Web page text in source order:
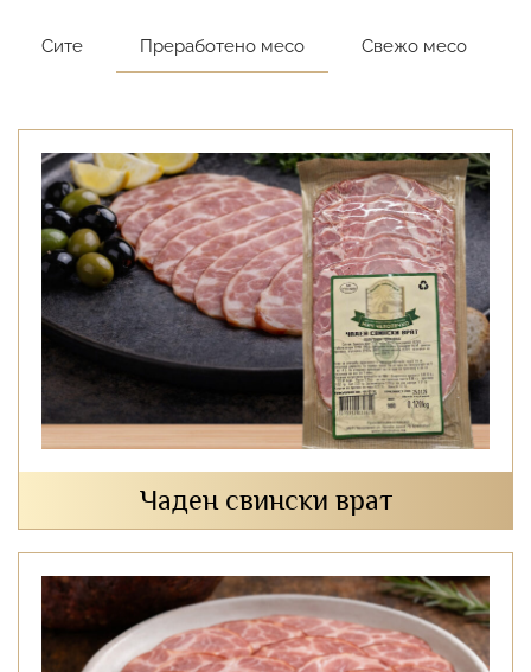
Сите Преработено месо Свежо месо
Чаден свински врат